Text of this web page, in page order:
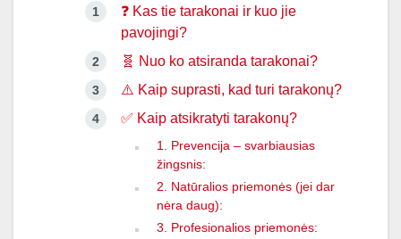
❓ Kas tie tarakonai ir kuo jie
pavojingi?
🧬 Nuo ko atsiranda tarakonai?
⚠️ Kaip suprasti, kad turi tarakonų?
✅ Kaip atsikratyti tarakonų?
1. Prevencija – svarbiausias
žingsnis:
2. Natūralios priemonės (jei dar
nėra daug):
3. Profesionalios priemonės: